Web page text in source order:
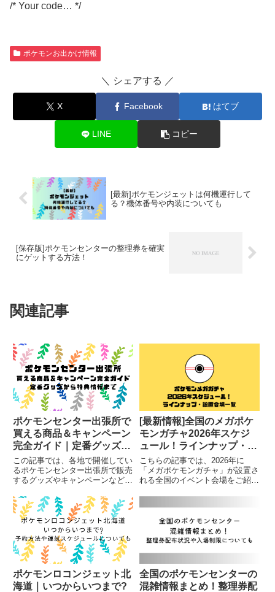
/* Your code… */
ポケモンお出かけ情報
＼ シェアする ／
X Facebook はてブ
LINE コピー
[最新]ポケモンジェットは何機運行して
る？機体番号や内装についても
[保存版]ポケモンセンターの整理券を確実
にゲットする方法！
関連記事
ポケモンセンター出張所で
買える商品＆キャンペーン
完全ガイド｜定番グッズか
ら特典情報まで
この記事では、各地で開催してい
るポケモンセンター出張所で販売
するグッズやキャンペーンなど、
施しているかについても併せてご
紹介しています。
[最新情報]全国のメガポケ
モンガチャ2026年スケジ
ュール！ラインナップ・設
置会場一覧
こちらの記事では、2026年に
「メガポケモンガチャ」が設置さ
れる全国のイベント会場をご紹介
とめました。
ポケモンロコンジェット北
海道｜いつからいつまで?
全国のポケモンセンターの
混雑情報まとめ！整理券配